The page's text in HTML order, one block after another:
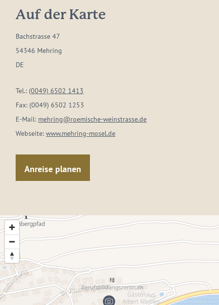
Auf der Karte
Bachstrasse 47
54346 Mehring
DE
Tel.: (0049) 6502 1413
Fax: (0049) 6502 1253
E-Mail: mehring@roemische-weinstrasse.de
Webseite: www.mehring-mosel.de
Anreise planen